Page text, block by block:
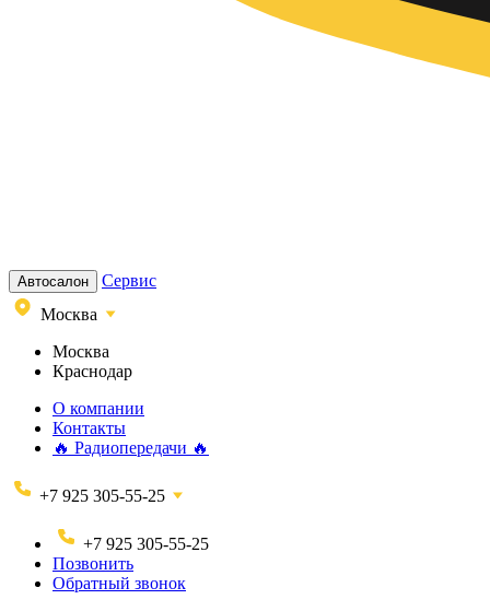
Автосалон
Сервис
Москва
Москва
Краснодар
О компании
Контакты
🔥 Радиопередачи 🔥
+7 925 305-55-25
+7 925 305-55-25
Позвонить
Обратный звонок